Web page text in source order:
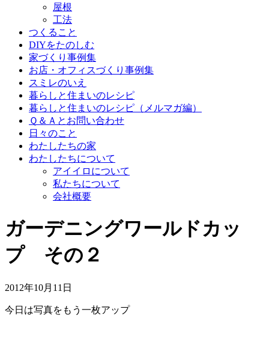
屋根
工法
つくること
DIYをたのしむ
家づくり事例集
お店・オフィスづくり事例集
スミレのいえ
暮らしと住まいのレシピ
暮らしと住まいのレシピ（メルマガ編）
Ｑ＆Ａとお問い合わせ
日々のこと
わたしたちの家
わたしたちについて
アイイロについて
私たちについて
会社概要
ガーデニングワールドカッ
プ その２
2012年10月11日
今日は写真をもう一枚アップ